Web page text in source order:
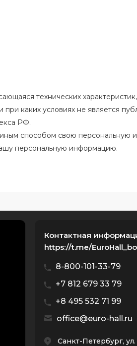
технических
каких условиях не является
РФ.
иным способом свою
персональную информацию.
Контактная
https://t.me/
8-800-101-33-79
+7 812 679 33 79
+8 495 532 71 99
office@euro-hall.ru
Санкт-Петербург,